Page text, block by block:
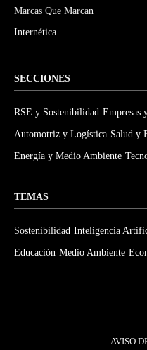
Marcas Que Marcan
Internética
SECCIONES
RSE y Sostenibilidad Empresas
Automotriz y Logística Salud y
Energía y Medio Ambiente
TEMAS
Sostenibilidad Inteligencia
Educación Medio Ambiente
AVISO